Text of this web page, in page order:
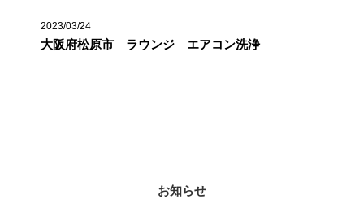
2023/03/24
大阪府松原市 ラウンジ エアコン洗浄
お知らせ